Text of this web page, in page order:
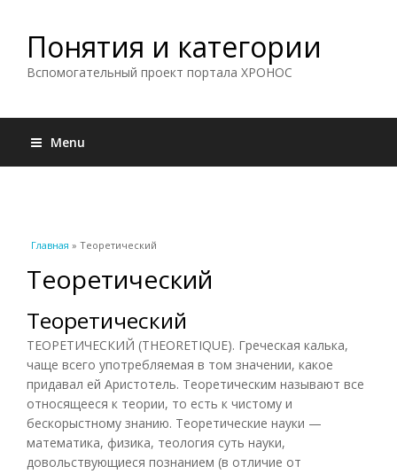
Понятия и категории
Вспомогательный проект портала ХРОНОС
Menu
Вы здесь
Главная » Теоретический
Теоретический
Теоретический
ТЕОРЕТИЧЕСКИЙ (THEORETIQUE). Греческая калька,
чаще всего употребляемая в том значении, какое
придавал ей Аристотель. Теоретическим называют все
относящееся к теории, то есть к чистому и
бескорыстному знанию. Теоретические науки —
математика, физика, теология суть науки,
довольствующиеся познанием (в отличие от